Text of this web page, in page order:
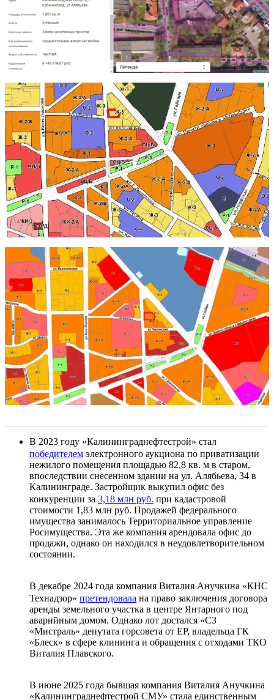
В 2023 году «Калининграднефтестрой» стал
победителем электронного аукциона по приватизации
нежилого помещения площадью 82,8 кв. м в старом,
впоследствии снесенном здании на ул. Алябьева, 34 в
Калининграде. Застройщик выкупил офис без
конкуренции за 3,18 млн руб. при кадастровой
стоимости 1,83 млн руб. Продажей федерального
имущества занималось Территориальное управление
Росимущества. Эта же компания арендовала офис до
продажи, однако он находился в неудовлетворительном
состоянии.
В декабре 2024 года компания Виталия Анучкина «КНС
Технадзор» претендовала на право заключения договора
аренды земельного участка в центре Янтарного под
аварийным домом. Однако лот достался «СЗ
«Мистраль» депутата горсовета от ЕР, владельца ГК
«Блеск» в сфере клининга и обращения с отходами ТКО
Виталия Плавского.
В июне 2025 года бывшая компания Виталия Анучкина
«Калининграднефтестрой СМУ» стала единственным